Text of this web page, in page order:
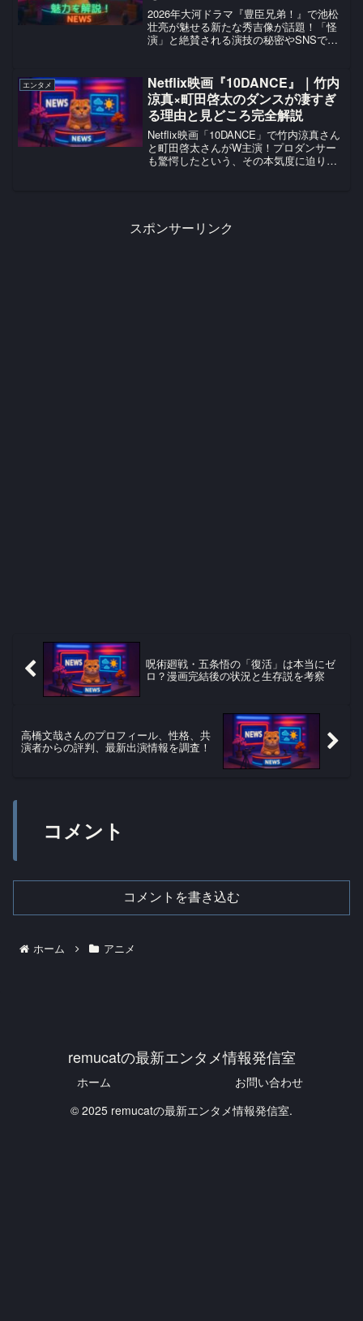
2026年大河ドラマ『豊臣兄弟！』で池松
壮亮が魅せる新たな秀吉像が話題！「怪
演」と絶賛される演技の秘密やSNSでの
髄を、エンタメ推し活歴10年の視点で徹
底解剖します。
エンタメ
Netflix映画『10DANCE』｜竹内
涼真×町田啓太のダンスが凄すぎ
る理由と見どころ完全解説
Netflix映画「10DANCE」で竹内涼真さん
と町田啓太さんがW主演！プロダンサー
も驚愕したという、その本気度に迫りま
スポンサーリンク
呪術廻戦・五条悟の「復活」は本当にゼ
ロ？漫画完結後の状況と生存説を考察
高橋文哉さんのプロフィール、性格、共
演者からの評判、最新出演情報を調査！
コメント
コメントを書き込む
ホーム アニメ
remucatの最新エンタメ情報発信室
ホーム
お問い合わせ
© 2025 remucatの最新エンタメ情報発信室.